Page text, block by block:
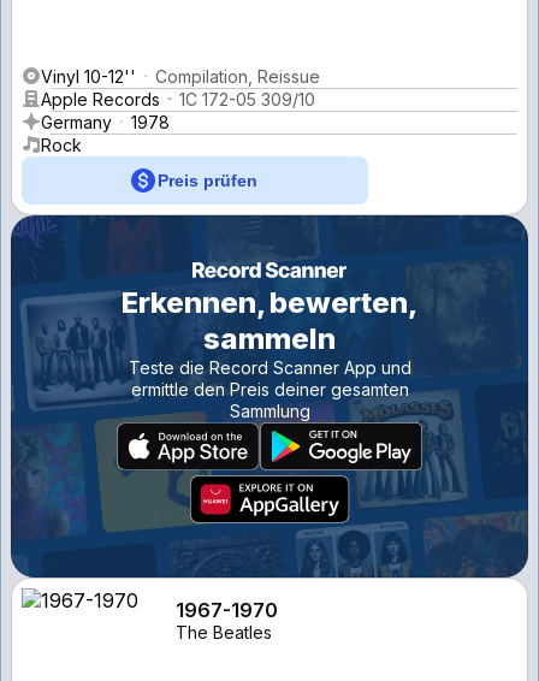
Vinyl 10-12''
Compilation, Reissue
Apple Records
1C 172-05 309/10
Germany
1978
Rock
Preis prüfen
Erkennen, bewerten,
sammeln
Teste die Record Scanner App und
ermittle den Preis deiner gesamten
Sammlung
1967-1970
The Beatles